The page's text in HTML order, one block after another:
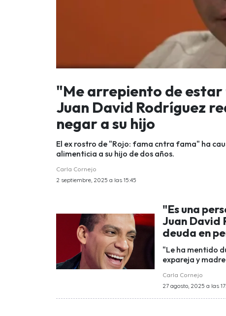
"Me arrepiento de
Juan David Rodríguez
negar a su hijo
El ex rostro de "Rojo: fama cntra fama" ha
alimenticia a su hijo de dos años.
Carla Cornejo
2 septiembre, 2025 a las 15:45
"Es una
Juan David
deuda en
"Le ha mentido
expareja y
Carla Cornejo
27 agosto, 2025 a las